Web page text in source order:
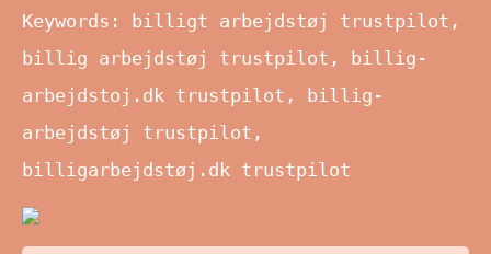
Keywords: billigt arbejdstøj trustpilot,
billig arbejdstøj trustpilot, billig-
arbejdstoj.dk trustpilot, billig-
arbejdstøj trustpilot,
billigarbejdstøj.dk trustpilot